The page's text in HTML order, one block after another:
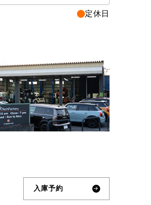
定休日
入庫予約